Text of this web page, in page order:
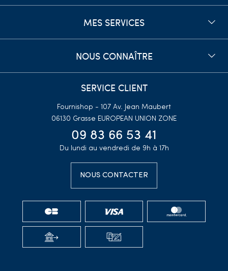
MES SERVICES
NOUS CONNAÎTRE
SERVICE CLIENT
Fournishop - 107 Av. Jean Maubert
06130 Grasse EUROPEAN UNION ZONE
09 83 66 53 41
Du lundi au vendredi de 9h à 17h
NOUS CONTACTER